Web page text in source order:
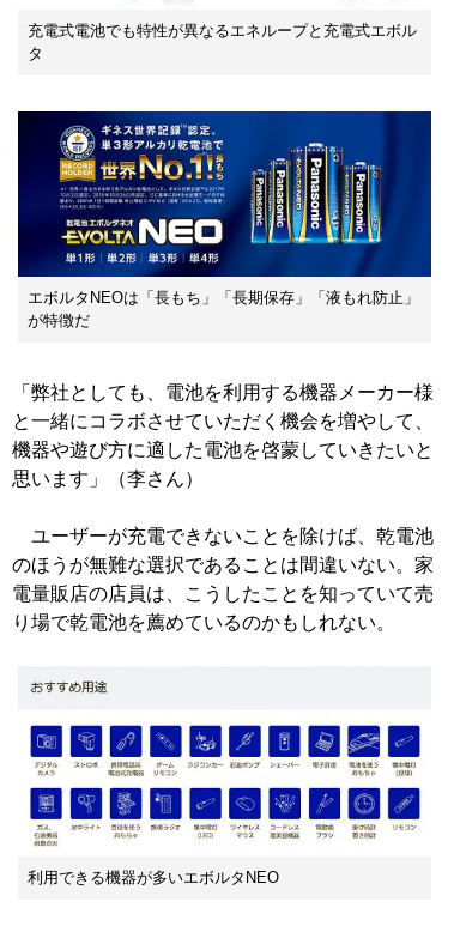
充電式電池でも特性が異なるエネループと充電式エボル
タ
エボルタNEOは「長もち」「長期保存」「液もれ防止」
が特徴だ
「弊社としても、電池を利用する機器メーカー様
と一緒にコラボさせていただく機会を増やして、
機器や遊び方に適した電池を啓蒙していきたいと
思います」（李さん）
ユーザーが充電できないことを除けば、乾電池
のほうが無難な選択であることは間違いない。家
電量販店の店員は、こうしたことを知っていて売
り場で乾電池を薦めているのかもしれない。
利用できる機器が多いエボルタNEO